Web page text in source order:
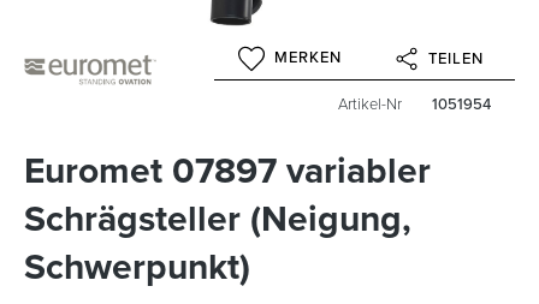
MERKEN TEILEN
Artikel-Nr 1051954
Euromet 07897 variabler
Schrägsteller (Neigung,
Schwerpunkt)